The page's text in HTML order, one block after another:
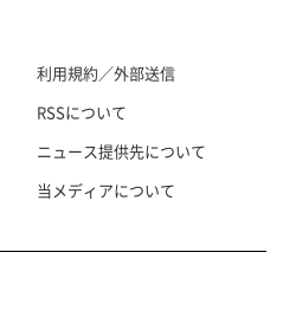
利用規約／外部送信
RSSについて
ニュース提供先について
当メディアについて